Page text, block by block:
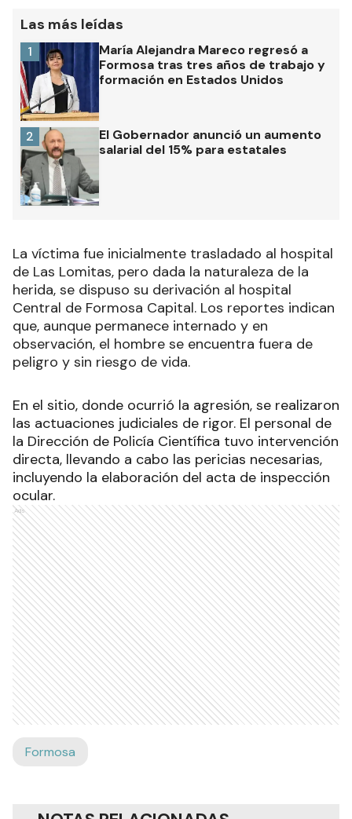
Las más leídas
María Alejandra Mareco regresó a
Formosa tras tres años de trabajo y
formación en Estados Unidos
1
El Gobernador anunció un aumento
salarial del 15% para estatales
2
La víctima fue inicialmente trasladado al hospital
de Las Lomitas, pero dada la naturaleza de la
herida, se dispuso su derivación al hospital
Central de Formosa Capital. Los reportes indican
que, aunque permanece internado y en
observación, el hombre se encuentra fuera de
peligro y sin riesgo de vida.
En el sitio, donde ocurrió la agresión, se realizaron
las actuaciones judiciales de rigor. El personal de
la Dirección de Policía Científica tuvo intervención
directa, llevando a cabo las pericias necesarias,
incluyendo la elaboración del acta de inspección
ocular.
Ads
Formosa